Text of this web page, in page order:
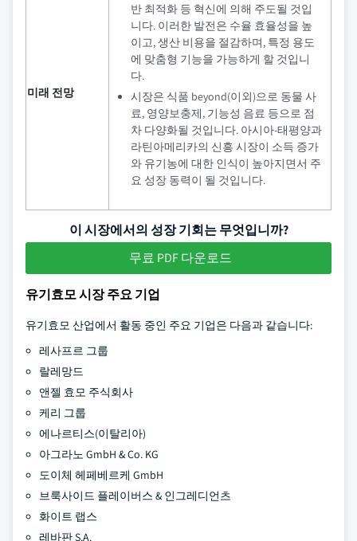
미래 전망
반 최적화 등 혁신에 의해 주도될 것입
니다. 이러한 발전은 수율 효율성을 높
이고, 생산 비용을 절감하며, 특정 용도
에 맞춤형 기능을 가능하게 할 것입니
다.
시장은 식품 beyond(이외)으로 동물 사
료, 영양보충제, 기능성 음료 등으로 점
차 다양화될 것입니다. 아시아-태평양과
라틴아메리카의 신흥 시장이 소득 증가
와 유기농에 대한 인식이 높아지면서 주
요 성장 동력이 될 것입니다.
이 시장에서의 성장 기회는 무엇입니까?
무료 PDF 다운로드
유기효모 시장 주요 기업
유기효모 산업에서 활동 중인 주요 기업은 다음과 같습니다:
레사프르 그룹
랄레망드
앤젤 효모 주식회사
케리 그룹
에나르티스(이탈리아)
아그라노 GmbH & Co. KG
도이체 헤페베르케 GmbH
브룩사이드 플레이버스 & 인그레디언츠
화이트 랩스
레바판 S.A.